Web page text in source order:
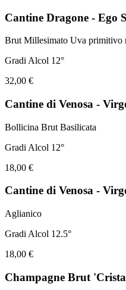
Cantine Dragone - Ego
Brut Millesimato Uva primitivo
Gradi Alcol 12°
32,00 €
Cantine di Venosa -
Bollicina Brut Basilicata
Gradi Alcol 12°
18,00 €
Cantine di Venosa -
Aglianico
Gradi Alcol 12.5°
18,00 €
Champagne Brut